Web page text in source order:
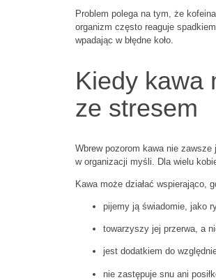
Problem polega na tym, że
organizm często reaguje
wpadając w błędne koło.
Kiedy kawa
ze stresem
Wbrew pozorom kawa nie
w organizacji myśli. Dla wielu
Kawa może działać wspierająco,
pijemy ją świadomie, jako
towarzyszy jej przerwa, a
jest dodatkiem do
nie zastępuje snu ani